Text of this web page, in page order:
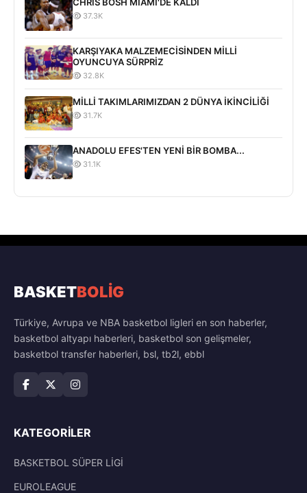
37.3K
KARŞIYAKA MALZEMECİSİNDEN MİLLİ
OYUNCUYA SÜRPRİZ
32.8K
MİLLİ TAKIMLARIMIZDAN 2 DÜNYA İKİNCİLİĞİ
31.7K
ANADOLU EFES'TEN YENİ BİR BOMBA...
31.1K
BASKETBOLİG
Türkiye, Avrupa ve NBA basketbol ligleri en son haberler,
basketbol altyapı haberleri, basketbol son gelişmeler,
basketbol transfer haberleri, bsl, tb2l, ebbl
KATEGORILER
BASKETBOL SÜPER LİGİ
EUROLEAGUE